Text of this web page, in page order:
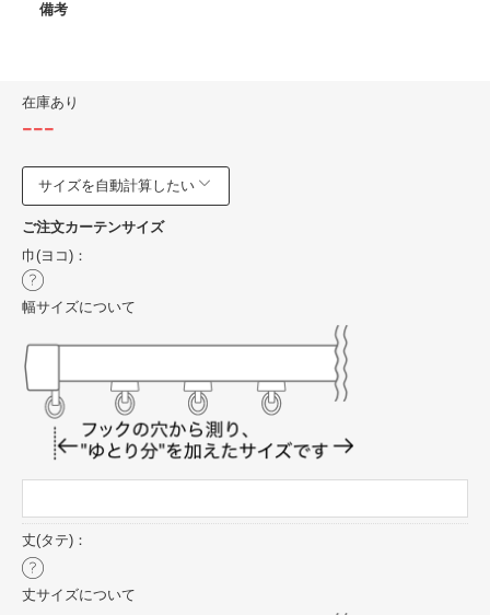
備考
在庫あり
---
サイズを自動計算したい
ご注文カーテンサイズ
巾(ヨコ)：
幅サイズについて
丈(タテ)：
丈サイズについて